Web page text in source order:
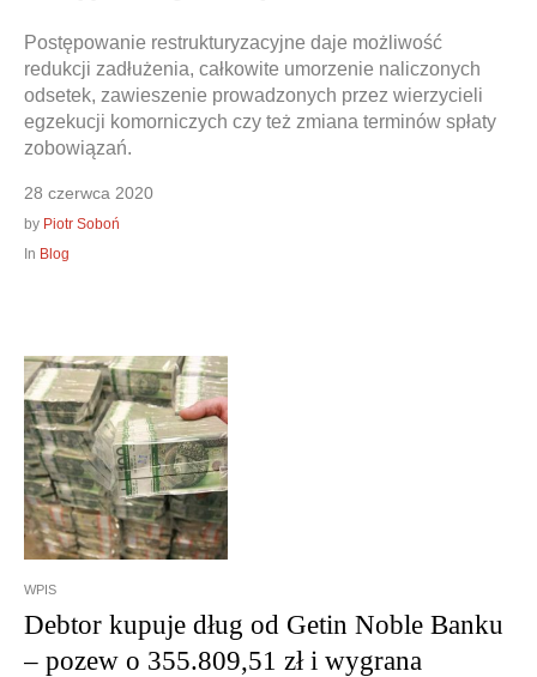
Postępowanie restrukturyzacyjne daje możliwość
redukcji zadłużenia, całkowite umorzenie naliczonych
odsetek, zawieszenie prowadzonych przez wierzycieli
egzekucji komorniczych czy też zmiana terminów spłaty
zobowiązań.
28 czerwca 2020
by Piotr Soboń
In Blog
WPIS
Debtor kupuje dług od Getin Noble Banku
– pozew o 355.809,51 zł i wygrana